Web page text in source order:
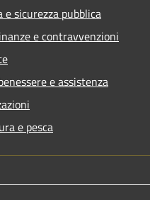
e sicurezza pubblica
e contravvenzioni
e assistenza
e pesca